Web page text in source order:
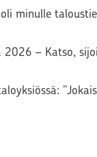
minulle
2026 – Katso,